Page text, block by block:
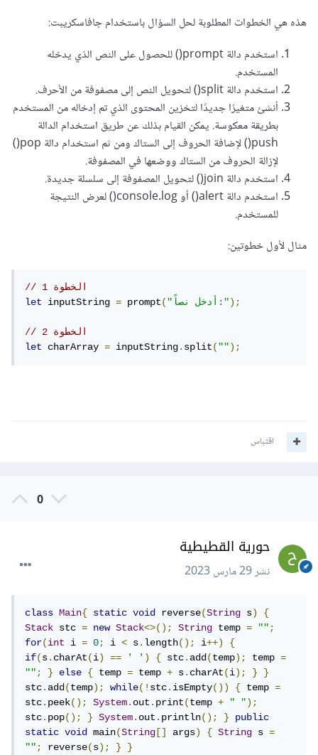
هذه هي الخطوات المطلوبة لحل السؤال باستخدام جافاسكريبت:
استخدم دالة prompt() للحصول على النص الذي يدخله
المستخدم.
استخدم دالة split() لتحويل النص إلى مصفوفة من الأحرف.
أنشئ متغيرًا جديدًا لتخزين المحتوى الذي تم إدخاله من المستخدم
بطريقة معكوسة. يمكن القيام بذلك عن طريق استخدام الدالة
push() لإضافة الحروف إلى الستاك ومن ثم استخدام دالة pop()
لإزالة الحروف من الستاك ووضعها في المصفوفة.
استخدم دالة join() لتحويل المصفوفة إلى سلسلة جديدة.
استخدم دالة alert() أو console.log() لعرض النتيجة
للمستخدم.
مثال لأول خطوتين:
// الخطوة 1
let
inputString = prompt( "أدخل نصاً:");
// الخطوة 2
let
charArray = inputString.split("");
اقتباس
0
حورية القطيطية
نشر29 مارس 2023
class Main{ static void reverse(String s)
{
Stack stc = new Stack<>(); String temp = "";
for(int i = 0; i < s.length(); i++)
{
if(s.charAt(i) == ' ') { stc.add(temp); temp =
""; } else { temp = temp + s.charAt(i); }
}
stc.add(temp); while(!stc.isEmpty()) { temp =
stc.peek(); System.out.print(temp + " ");
stc.pop(); } System.out.println(); }
public
static
void main(String [] args) { String s =
""; reverse(s); } }